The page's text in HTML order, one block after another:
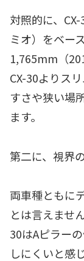
対照的に、
ミオ）をベー
1,765mm（
CX-30よりス
すさや狭い場
ます。
第二に、視界
両車種ともに
とは言えませ
30はAピラー
しにくいと感